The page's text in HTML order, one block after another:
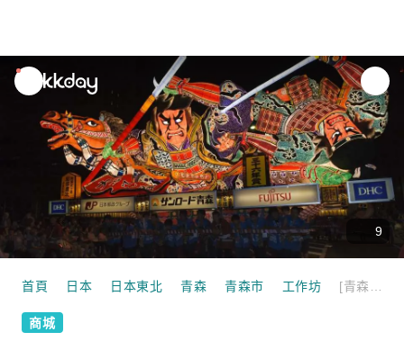
unread
notifications
9
首頁 日本 日本東北 青森 青森市 工作坊
商城